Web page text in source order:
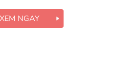
XEM NGAY